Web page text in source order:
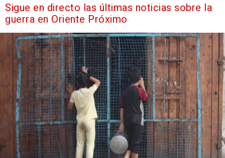
Sigue en directo las últimas noticias sobre la
guerra en Oriente Próximo